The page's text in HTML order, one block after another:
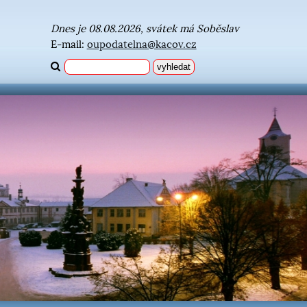
Dnes je 08.08.2026, svátek má Soběslav
E-mail: oupodatelna@kacov.cz